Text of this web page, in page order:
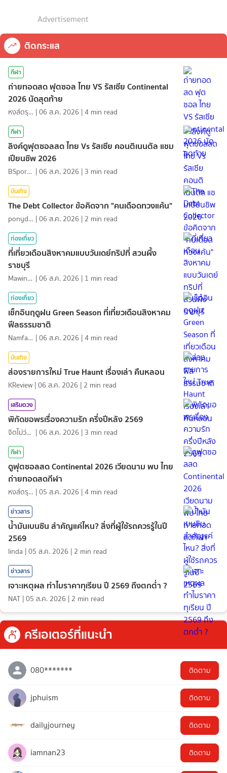
Advertisement
ติดกระแส
กีฬา
ถ่ายทอดสด ฟุตซอล ไทย VS รัสเซีย Continental
2026 นัดสุดท้าย
หงส์ดรุณ |06 ส.ค. 2026 |4 min read
กีฬา
ลิงค์ดูฟุตซอลสด ไทย Vs รัสเซีย คอนติเนนตัล แชม
เปียนชิพ 2026
BSports8 |06 ส.ค. 2026 | 3 min read
บันเทิง
The Debt Collector ข้อคิดจาก "คนเดือดทวงแค้น"
ponydiary |06 ส.ค. 2026 | 2 min read
ท่องเที่ยว
ที่เที่ยวเดือนสิงหาคมแบบวันเดย์ทริปที่ สวนผึ้ง
ราชบุรี
MawinMatravel |06 ส.ค. 2026 | 1 min read
ท่องเที่ยว
เช็กอินฤดูฝน Green Season ที่เที่ยวเดือนสิงหาคม
ฟีลธรรมชาติ
NamfahPhupha |06 ส.ค. 2026 |4 min read
บันเทิง
ส่องรายการใหม่ True Haunt เรื่องเล่า คืนหลอน
KReview |06 ส.ค. 2026 | 2 min read
เสริมดวง
พิกัดขอพรเรื่องความรัก ครึ่งปีหลัง 2569
จิตไม่ว่าง |06 ส.ค. 2026 | 3 min read
กีฬา
ดูฟุตซอลสด Continental 2026 เวียดนาม พบ ไทย
ถ่ายทอดสดกีฬา
หงส์ดรุณ |05 ส.ค. 2026 |4 min read
ข่าวสาร
น้ำมันเบนซิน สำคัญแค่ไหน? สิ่งที่ผู้ใช้รถควรรู้ในปี
2569
linda |05 ส.ค. 2026 | 2 min read
ข่าวสาร
เจาะเหตุผล ทำไมราคาทุเรียน ปี 2569 ถึงตกต่ำ ?
NAT |05 ส.ค. 2026 | 2 min read
ครีเอเตอร์ที่แนะนำ
080******* ติดตาม
jphuism ติดตาม
dailyjourney ติดตาม
iamnan23 ติดตาม